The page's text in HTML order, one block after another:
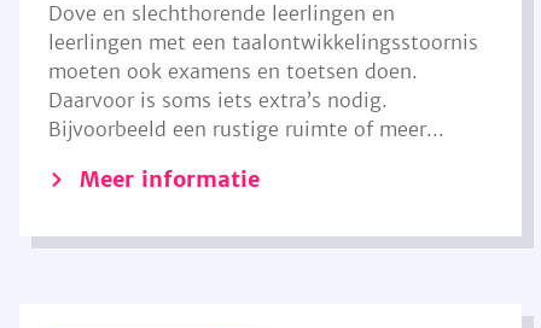
Dove en slechthorende leerlingen en
leerlingen met een taalontwikkelingsstoornis
moeten ook examens en toetsen doen.
Daarvoor is soms iets extra’s nodig.
Bijvoorbeeld een rustige ruimte of meer...
Meer informatie